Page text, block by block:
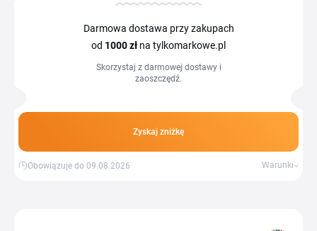
Darmowa dostawa przy zakupach
od 1000 zł na tylkomarkowe.pl
Skorzystaj z darmowej dostawy i
zaoszczędź.
Zyskaj zniżkę
Obowiązuje do 09.08.2026 Warunki